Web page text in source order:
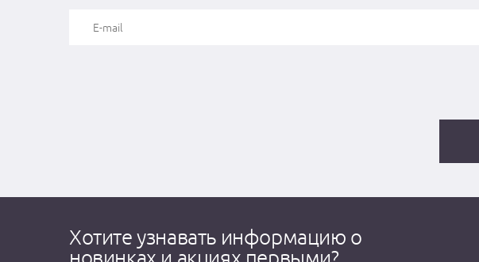
Хотите узнавать информацию о